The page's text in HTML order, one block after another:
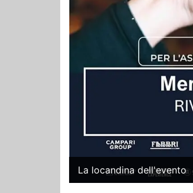
La locandina dell'evento